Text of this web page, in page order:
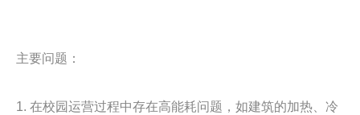
主要问题：
1. 在校园运营过程中存在高能耗问题，如建筑的加热、冷